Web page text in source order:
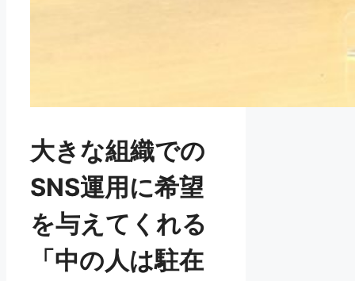
大きな組織での
SNS運用に希望
を与えてくれる
「中の人は駐在